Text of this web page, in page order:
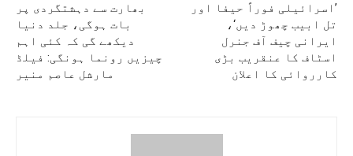
بھارت سے دہشتگردی پر
بات ہوگی، جلد دنیا
دیکھے گی کہ کئی اہم
چیزیں رونما ہونگی: فیلڈ
مارشل عاصم منیر
’اسرائیلی فوراً حیفا اور
تل ابیب چھوڑ دیں‘،
ایرانی چیف آف جنرل
اسٹاف کا عنقریب بڑی
کارروائی کا اعلان